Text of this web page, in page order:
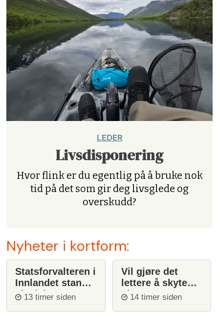
LEDER
Livsdisponering
Hvor flink er du egentlig på å bruke nok
tid på det som gir deg livsglede og
overskudd?
Nyheter i kortform:
Statsforvalteren i
Innlandet stanser
ulvejakt
13 timer siden
Vil gjøre det
lettere å skyte
ulv14 timer siden